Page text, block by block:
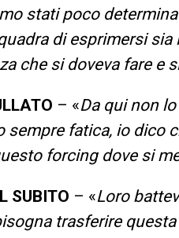
stati poco
di esprimersi
che si doveva fare e
– «Da qui non
sempre fatica, io dico
forcing dove si
SUBITO – «Loro
trasferire